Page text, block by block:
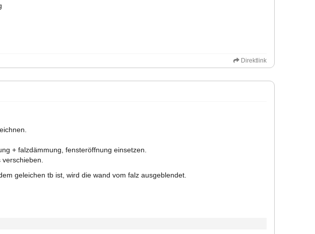
Direktlink
+ falzdämmung, fensteröffnung einsetzen.
geleichen tb ist, wird die wand vom falz ausgeblendet.